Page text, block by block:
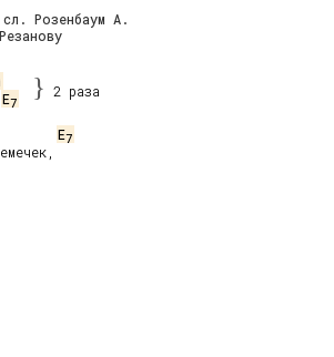
Розенбаум А.
E7
} 2 раза
E7